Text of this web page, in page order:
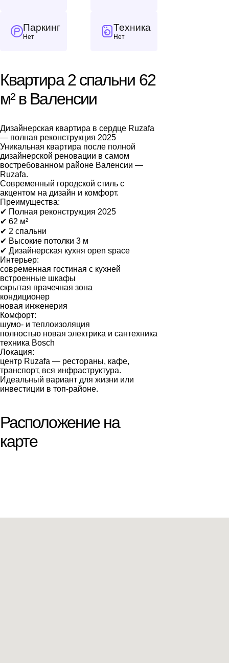
Паркинг
Нет
Техника
Нет
Квартира 2 спальни 62
м² в Валенсии
Дизайнерская квартира в сердце Ruzafa
— полная реконструкция 2025
Уникальная квартира после полной
дизайнерской реновации в самом
востребованном районе Валенсии —
Ruzafa.
Современный городской стиль с
акцентом на дизайн и комфорт.
Преимущества:
✔ Полная реконструкция 2025
✔ 62 м²
✔ 2 спальни
✔ Высокие потолки 3 м
✔ Дизайнерская кухня open space
Интерьер:
современная гостиная с кухней
встроенные шкафы
скрытая прачечная зона
кондиционер
новая инженерия
Комфорт:
шумо- и теплоизоляция
полностью новая электрика и сантехника
техника Bosch
Локация:
центр Ruzafa — рестораны, кафе,
транспорт, вся инфраструктура.
Идеальный вариант для жизни или
инвестиции в топ-районе.
Расположение на
карте
ближайшее время.
оформлена.